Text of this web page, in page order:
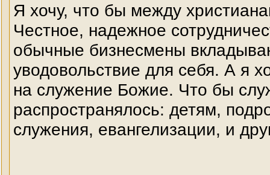
Я хочу, что бы между
Честное, надежное
обычные бизнесмены
уводовольствие для себя. А я
на служение Божие. Что бы
распространялось: детям,
служения, евангелизации, и